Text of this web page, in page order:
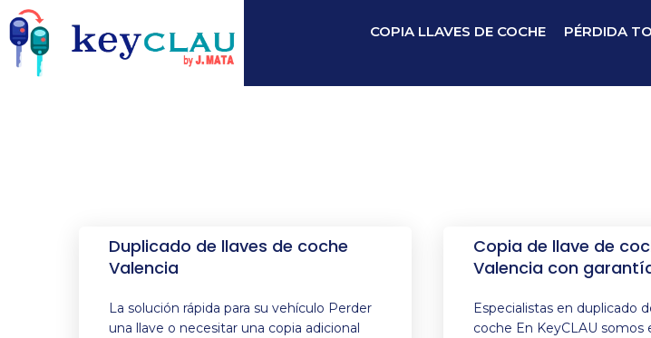
COPIA LLAVES DE COCHE PÉRDIDA
Duplicado de llaves de coche
Valencia
La solución rápida para su vehículo Perder
una llave o necesitar una copia adicional
Copia de llave de
Valencia con
Especialistas en duplicado
coche En KeyCLAU somos